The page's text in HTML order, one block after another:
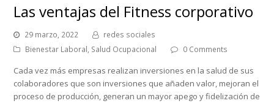
Las ventajas del Fitness corporativo
29 marzo, 2022
redes sociales
Bienestar Laboral, Salud Ocupacional 0 Comments
Cada vez más empresas realizan inversiones en la salud de sus
colaboradores que son inversiones que añaden valor, mejoran el
proceso de producción, generan un mayor apego y fidelización de